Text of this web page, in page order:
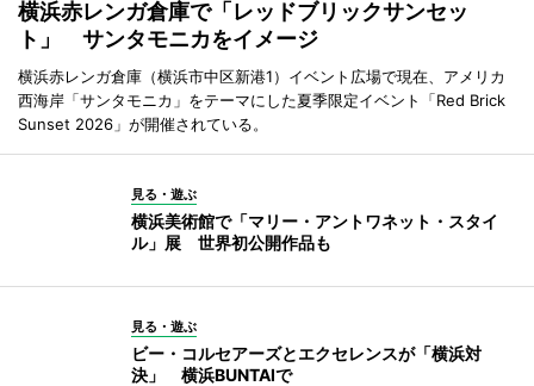
横浜赤レンガ倉庫で「レッドブリックサンセッ
ト」 サンタモニカをイメージ
横浜赤レンガ倉庫（横浜市中区新港1）イベント広場で現在、アメリカ
西海岸「サンタモニカ」をテーマにした夏季限定イベント「Red Brick
Sunset 2026」が開催されている。
見る・遊ぶ
横浜美術館で「マリー・アントワネット・スタイ
ル」展 世界初公開作品も
見る・遊ぶ
ビー・コルセアーズとエクセレンスが「横浜対
決」 横浜BUNTAIで